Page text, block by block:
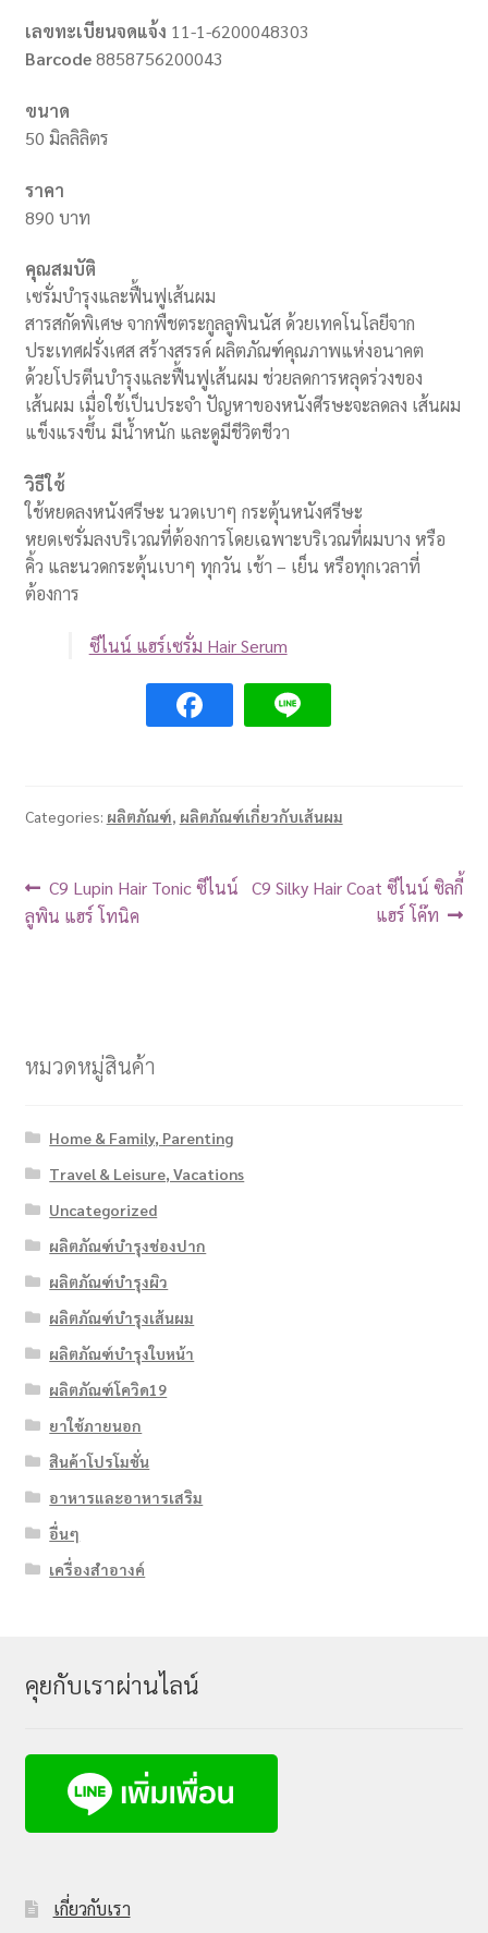
เลขทะเบียนจดแจ้ง 11-1-6200048303
Barcode8858756200043
ขนาด
50 มิลลิลิตร
ราคา
890 บาท
คุณสมบัติ
เซรั่มบำรุงและฟื้นฟูเส้นผม
สารสกัดพิเศษ จากพืชตระกูลลูพินนัส ด้วยเทคโนโลยีจาก
ประเทศฝรั่งเศส สร้างสรรค์ ผลิตภัณฑ์คุณภาพแห่งอนาคต
ด้วยโปรตีนบำรุงและฟื้นฟูเส้นผม ช่วยลดการหลุดร่วงของ
เส้นผม เมื่อใช้เป็นประจำ ปัญหาของหนังศีรษะจะลดลง เส้นผม
แข็งแรงขึ้น มีน้ำหนัก และดูมีชีวิตชีวา
วิธีใช้
ใช้หยดลงหนังศรีษะ นวดเบาๆ กระตุ้นหนังศรีษะ
หยดเซรั่มลงบริเวณที่ต้องการโดยเฉพาะบริเวณที่ผมบาง หรือ
คิ้ว และนวดกระตุ้นเบาๆ ทุกวัน เช้า – เย็น หรือทุกเวลาที่
ต้องการ
ซีไนน์ แฮร์เซรั่ม Hair Serum
Categories: ผลิตภัณฑ์, ผลิตภัณฑ์เกี่ยวกับเส้นผม
C9 Lupin Hair Tonic ซีไนน์
ลูพิน แฮร์ โทนิค
C9 Silky Hair Coat ซีไนน์ ซิลกี้
แฮร์ โค๊ท
หมวดหมู่สินค้า
Home & Family, Parenting
Travel & Leisure, Vacations
Uncategorized
ผลิตภัณฑ์บำรุงช่องปาก
ผลิตภัณฑ์บำรุงผิว
ผลิตภัณฑ์บำรุงเส้นผม
ผลิตภัณฑ์บำรุงใบหน้า
ผลิตภัณฑ์โควิด19
ยาใช้ภายนอก
สินค้าโปรโมชั่น
อาหารและอาหารเสริม
อื่นๆ
เครื่องสำอางค์
คุยกับเราผ่านไลน์
เกี่ยวกับเรา